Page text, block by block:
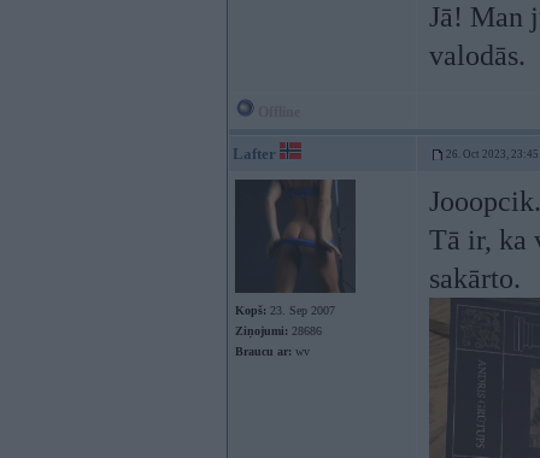
Jā! Man
valodās.
Lafter 26. Oct 2023, 23:45
Kopš: 23. Sep 2007
Ziņojumi: 28686
Braucu ar: wv
Jooopcik.
Tā ir, ka
sakārto.